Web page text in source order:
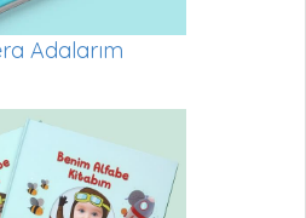
Adalarım